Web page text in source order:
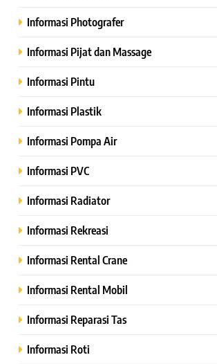
Informasi Photografer
Informasi Pijat dan Massage
Informasi Pintu
Informasi Plastik
Informasi Pompa Air
Informasi PVC
Informasi Radiator
Informasi Rekreasi
Informasi Rental Crane
Informasi Rental Mobil
Informasi Reparasi Tas
Informasi Roti